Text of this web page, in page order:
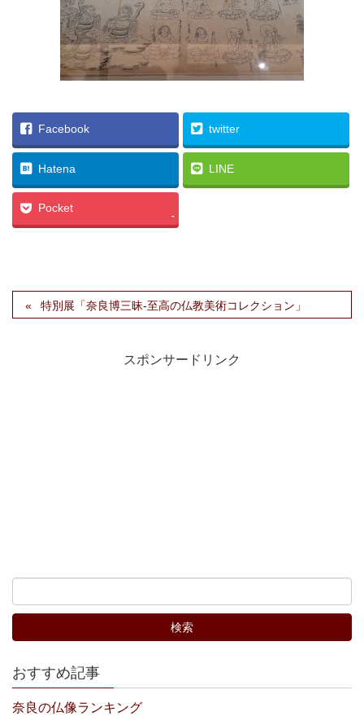
Facebook twitter
Hatena LINE
Pocket
-
特別展「奈良博三昧-至高の仏教美術コレクション」
スポンサードリンク
おすすめ記事
奈良の仏像ランキング